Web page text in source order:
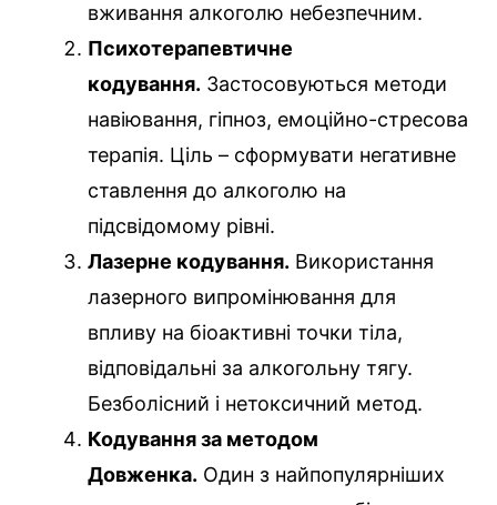
вживання алкоголю небезпечним.
Психотерапевтичне
кодування. Застосовуються методи
навіювання, гіпноз, емоційно-стресова
терапія. Ціль – сформувати негативне
ставлення до алкоголю на
підсвідомому рівні.
Лазерне кодування. Використання
лазерного випромінювання для
впливу на біоактивні точки тіла,
відповідальні за алкогольну тягу.
Безболісний і нетоксичний метод.
Кодування за методом
Довженка. Один з найпопулярніших